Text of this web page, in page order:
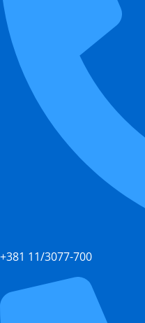
+381 11/3077-700